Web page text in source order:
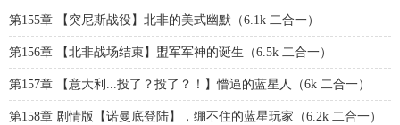
第155章 【突尼斯战役】北非的美式幽默（6.1k 二合一）
第156章 【北非战场结束】盟军军神的诞生（6.5k 二合一）
第157章 【意大利...投了？投了？！】懵逼的蓝星人（6k 二合一）
第158章 剧情版【诺曼底登陆】，绷不住的蓝星玩家（6.2k 二合一）